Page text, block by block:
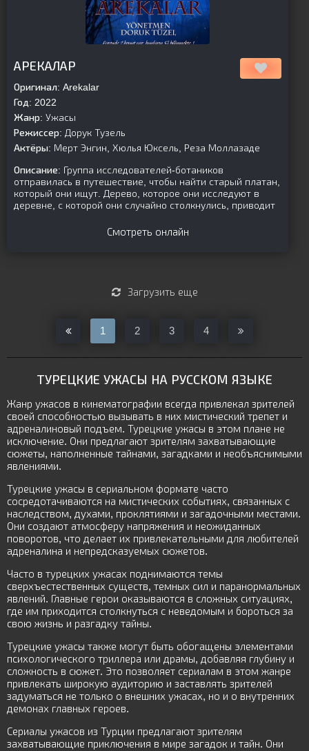
ТУРЕЦКИЕ УЖАСЫ НА РУССКОМ ЯЗЫКЕ
Жанр ужасов в кинематографии всегда привлекал зрителей
своей способностью вызывать в них мистический трепет и
адреналиновый подъем. Турецкие ужасы в этом плане не
исключение. Они предлагают зрителям захватывающие
сюжеты, наполненные тайнами, загадками и необъяснимыми
явлениями.
Турецкие ужасы в сериальном формате часто
сосредотачиваются на мистических событиях, связанных с
наследством, духами, проклятиями и загадочными местами.
Они создают атмосферу напряжения и неожиданных
поворотов, что делает их привлекательными для любителей
адреналина и непредсказуемых сюжетов.
Часто в турецких ужасах поднимаются темы
сверхъестественных существ, темных сил и паранормальных
явлений. Главные герои оказываются в сложных ситуациях,
где им приходится столкнуться с неведомым и бороться за
свою жизнь и разгадку тайны.
Турецкие ужасы также могут быть обогащены элементами
психологического триллера или драмы, добавляя глубину и
сложность в сюжет. Это позволяет сериалам в этом жанре
привлекать широкую аудиторию и заставлять зрителей
задуматься не только о внешних ужасах, но и о внутренних
демонах главных героев.
Сериалы ужасов из Турции предлагают зрителям
захватывающие приключения в мире загадок и тайн. Они
АРЕКАЛАР
Оригинал: Arekalar
Год: 2022
Жанр: Ужасы
Режиссер: Дорук Тузель
Актёры: Мерт Энгин, Хюлья Юксель, Реза Моллазаде
Описание: Группа исследователей-ботаников
отправилась в путешествие, чтобы найти старый платан,
который они ищут. Дерево, которое они исследуют в
деревне, с которой они случайно столкнулись, приводит
Смотреть онлайн
Загрузить еще
1 2 3 4